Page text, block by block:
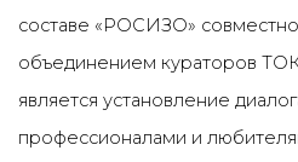
составе «РОСИЗО»
объединением кураторов
является установление
профессионалами и